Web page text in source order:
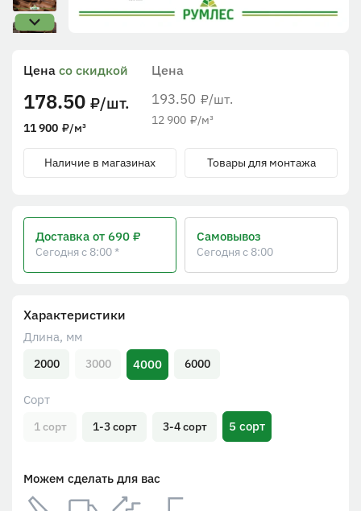
Характеристики
Длина, мм
2000 3000 4000 6000
Сорт
1 сорт 1-3 сорт 3-4 сорт 5 сорт
Можем сделать для вас
Цена
193.50 ₽/шт.
12 900 ₽/м³
Цена со скидкой
178.50 ₽/шт.
11 900 ₽/м³
Наличие в магазинах Товары для монтажа
Доставка от 690 ₽
Сегодня с 8:00 *
Самовывоз
Сегодня с 8:00